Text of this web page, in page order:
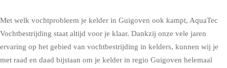
Met welk vochtprobleem je kelder in Guigoven ook kampt, AquaTec
Vochtbestrijding staat altijd voor je klaar. Dankzij onze vele jaren
ervaring op het gebied van vochtbestrijding in kelders, kunnen wij je
met raad en daad bijstaan om je kelder in regio Guigoven helemaal